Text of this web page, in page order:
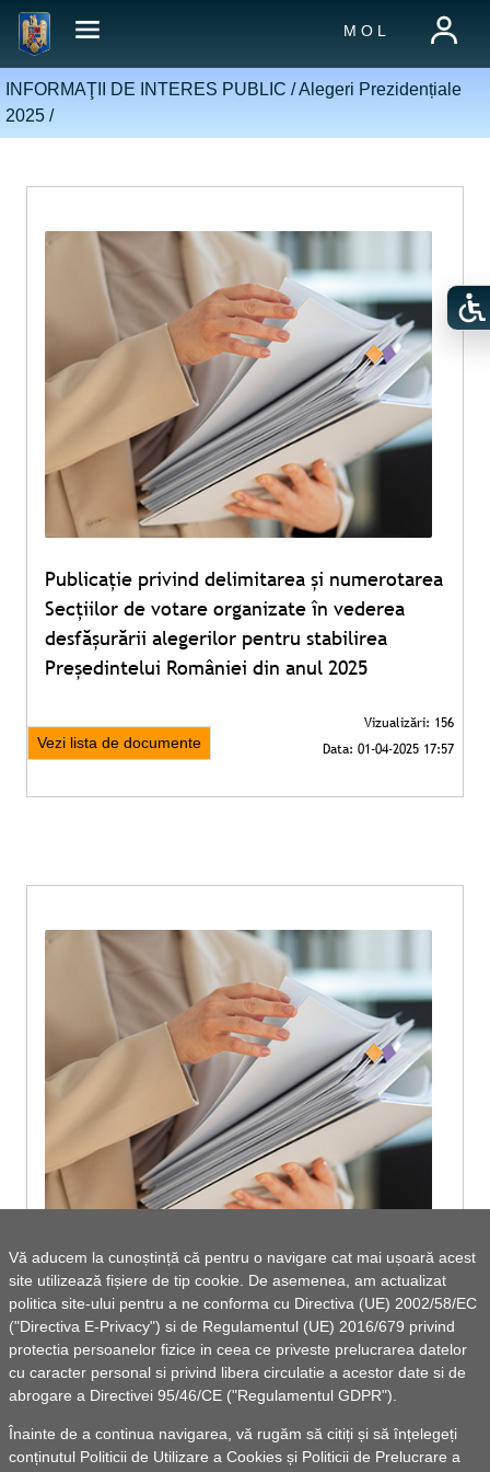
Vă aducem la cunoștință că pentru o navigare cat mai ușoară acest
site utilizează fișiere de tip cookie. De asemenea, am actualizat
politica site-ului pentru a ne conforma cu Directiva (UE) 2002/58/EC
("Directiva E-Privacy") si de Regulamentul (UE) 2016/679 privind
protectia persoanelor fizice in ceea ce priveste prelucrarea datelor
cu caracter personal si privind libera circulatie a acestor date si de
abrogare a Directivei 95/46/CE ("Regulamentul GDPR").
Înainte de a continua navigarea, vă rugăm să citiți și să înțelegeți
conținutul Politicii de Utilizare a Cookies și Politicii de Prelucrare a
M O L
INFORMAŢII DE INTERES PUBLIC /Alegeri Prezidențiale
2025/
Publicație privind delimitarea și numerotarea
Secțiilor de votare organizate în vederea
desfășurării alegerilor pentru stabilirea
Președintelui României din anul 2025
Vezi lista de documente
Dispoziție privind stabilirea locurilor speciale
pentru afișaj electoral la alegerile pentru
Președintele României din anul 2025